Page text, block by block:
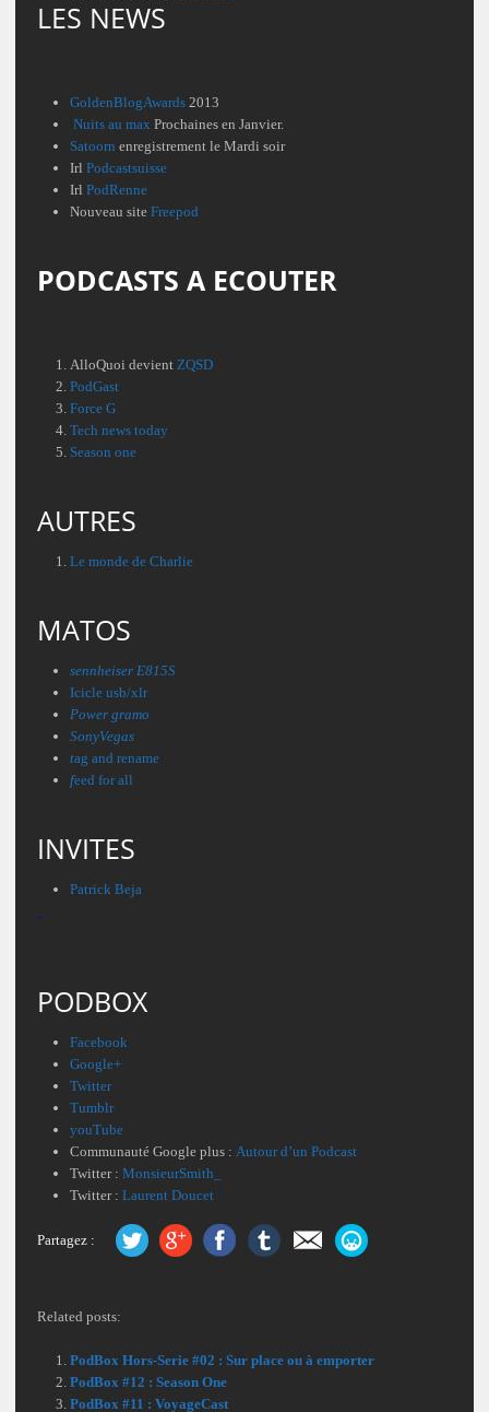
LES NEWS
GoldenBlogAwards 2013
Nuits au max Prochaines en Janvier.
Satoorn enregistrement le Mardi soir
Irl Podcastsuisse
Irl PodRenne
Nouveau site Freepod
PODCASTS A ECOUTER
AlloQuoi devient ZQSD
PodGast
Force G
Tech news today
Season one
AUTRES
Le monde de Charlie
MATOS
sennheiser E815S
Icicle usb/xlr
Power gramo
SonyVegas
tag and rename
feed for all
INVITES
Patrick Beja
PODBOX
Facebook
Google+
Twitter
Tumblr
youTube
Communauté Google plus : Autour d’un Podcast
Twitter : MonsieurSmith_
Twitter : Laurent Doucet
Partagez :
Related posts:
PodBox Hors-Serie #02 : Sur place ou à emporter
PodBox #12 : Season One
PodBox #11 : VoyageCast